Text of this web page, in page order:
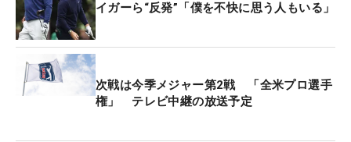
イガーら“反発”「僕を不快に思う人もいる」
次戦は今季メジャー第2戦 「全米プロ選手
権」 テレビ中継の放送予定